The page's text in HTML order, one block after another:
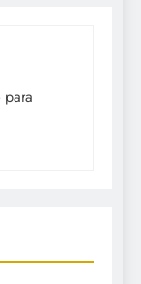
para